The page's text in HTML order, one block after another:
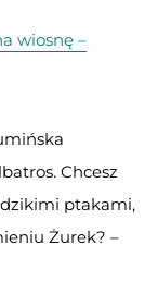
wiosnę –
Chcesz
ptakami,
Żurek? –